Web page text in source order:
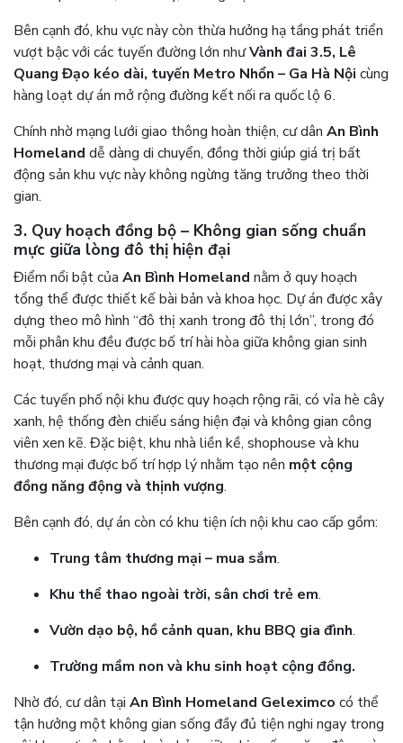
Bên cạnh đó, khu vực này còn thừa hưởng hạ tầng phát triển
vượt bậc với các tuyến đường lớn nhưVành đai 3.5, Lê
Quang Đạo kéo dài, tuyến Metro Nhổn – Ga Hà Nội cùng
hàng loạt dự án mở rộng đường kết nối ra quốc lộ 6.
Chính nhờ mạng lưới giao thông hoàn thiện, cư dân An Bình
Homeland dễ dàng di chuyển, đồng thời giúp giá trị bất
động sản khu vực này không ngừng tăng trưởng theo thời
gian.
3. Quy hoạch đồng bộ – Không gian sống chuẩn
mực giữa lòng đô thị hiện đại
Điểm nổi bật của An Bình Homeland nằm ở quy hoạch
tổng thể được thiết kế bài bản và khoa học. Dự án được xây
dựng theo mô hình “đô thị xanh trong đô thị lớn”, trong đó
mỗi phân khu đều được bố trí hài hòa giữa không gian sinh
hoạt, thương mại và cảnh quan.
Các tuyến phố nội khu được quy hoạch rộng rãi, có vỉa hè cây
xanh, hệ thống đèn chiếu sáng hiện đại và không gian công
viên xen kẽ. Đặc biệt, khu nhà liền kề, shophouse và khu
thương mại được bố trí hợp lý nhằm tạo nên một cộng
đồng năng động và thịnh vượng.
Bên cạnh đó, dự án còn có khu tiện ích nội khu cao cấp gồm:
Trung tâm thương mại – mua sắm.
Khu thể thao ngoài trời, sân chơi trẻ em.
Vườn dạo bộ, hồ cảnh quan, khu BBQ gia đình.
Trường mầm non và khu sinh hoạt cộng đồng.
Nhờ đó, cư dân tại An Bình Homeland Geleximco có thể
tận hưởng một không gian sống đầy đủ tiện nghi ngay trong